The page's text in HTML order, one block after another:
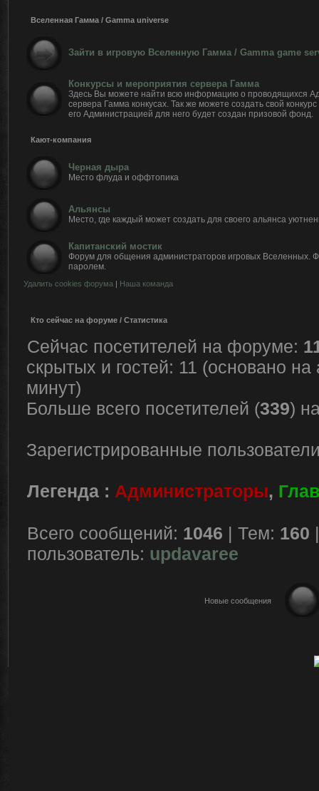
Вселенная Гамма / Gamma universe
Зайти в игровую Вселенную Гамма / Gamma game
Конкурсы и мероприятия сервера Гамма
Здесь Вы можете найти всю информацию о проводящихся
сервера Гамма конкусах. Так же можете создать свой
его Администрацией для него будет создан призовой фонд.
Кают-компания
Черная дыра
Место флуда и оффтопика
Альянсы
Место, где каждый может создать для своего альянса
Капитанский мостик
Форум для общения администраторов игровых Вселенных.
паролем.
Удалить cookies форума | Наша команда
Кто сейчас на форуме / Статистика
Сейчас посетителей на форуме:
скрытых и гостей: 11 (основано
минут)
Больше всего посетителей (339)
Зарегистрированные
Легенда : Администраторы,
Всего сообщений: 1046 | Тем: 160
пользователь: updavaree
Новые сообщения